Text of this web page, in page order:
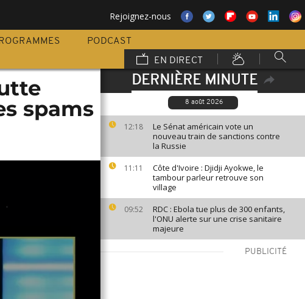
Rejoignez-nous
PODCAST
EN DIRECT
DERNIÈRE MINUTE
8 août 2026
12:18
Le Sénat américain vote un
nouveau train de sanctions contre
la Russie
11:11
Côte d'Ivoire : Djidji Ayokwe, le
tambour parleur retrouve son
village
09:52
RDC : Ebola tue plus de 300 enfants,
l'ONU alerte sur une crise sanitaire
majeure
PUBLICITÉ
spams